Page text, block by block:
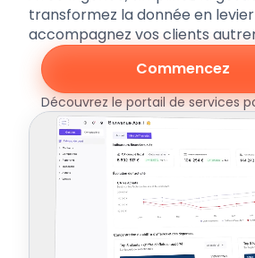
transformez la donnée en
accompagnez vos clients
Intégrations &
Éditeur de facture complet
Centralisation des
Commencez
Découvrez le portail de services